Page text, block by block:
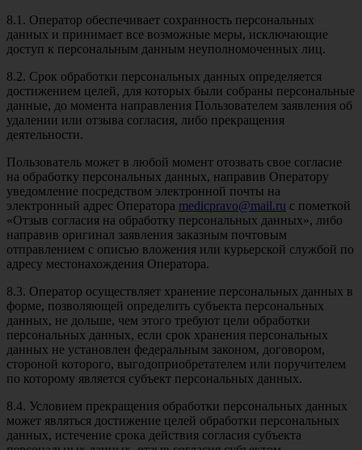
8.1. Оператор обеспечивает сохранность персональных
данных и принимает все возможные меры, исключающие
доступ к персональным данным неуполномоченных лиц.
8.2. Срок обработки персональных данных определяется
достижением целей, для которых были собраны персональные
данные, до момента направления Пользователем заявления об
удалении или отзыва согласия, либо прекращения
деятельности.
Пользователь может в любой момент отозвать свое согласие
на обработку персональных данных, направив Оператору
уведомление посредством электронной почты на
электронный адрес Оператора medicpravo@mail.ru с пометкой
«Отзыв согласия на обработку персональных данных», либо
направив оригинал заявления заказным почтовым
отправлением с описью вложения или курьерской службой по
адресу местонахождения Оператора.
8.3. Оператор осуществляет хранение персональных данных в
форме, позволяющей определить субъекта персональных
данных, не дольше, чем этого требуют цели обработки
персональных данных, если срок хранения персональных
данных не установлен федеральным законом, договором,
стороной которого, выгодоприобретателем или поручителем
по которому является субъект персональных данных.
8.4. Условием прекращения обработки персональных данных
может являться достижение целей обработки персональных
данных, истечение срока действия согласия субъекта